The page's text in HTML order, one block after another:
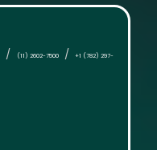
/ (11) 2602-7500 / +1 (782) 297-